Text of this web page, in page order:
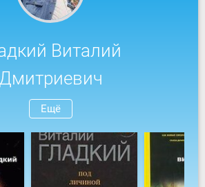
Виталий
Дмитриевич
Ещё